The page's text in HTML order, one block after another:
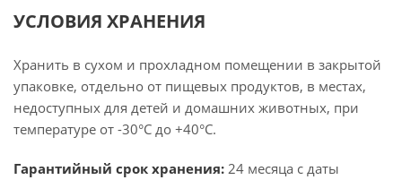
УСЛОВИЯ ХРАНЕНИЯ
Хранить в сухом и прохладном помещении в закрытой
упаковке, отдельно от пищевых продуктов, в местах,
недоступных для детей и домашних животных, при
температуре от -30°С до +40°С.
Гарантийный срок хранения: 24 месяца с даты